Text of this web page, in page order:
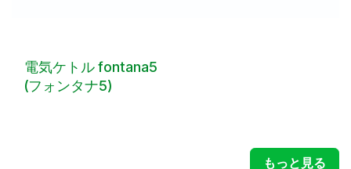
電気ケトル fontana5
(フォンタナ5)
もっと見る